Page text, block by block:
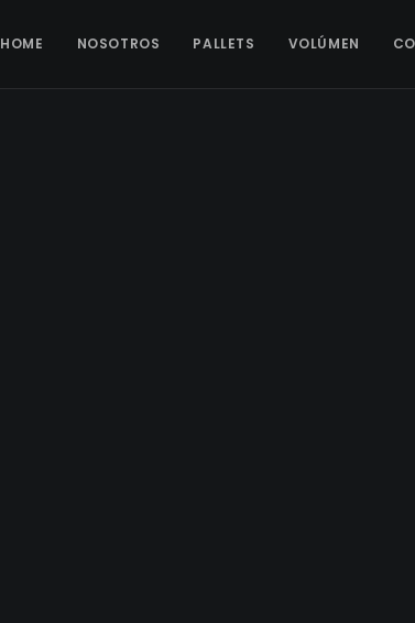
HOME NOSOTROS PALLETS VOLÚMEN